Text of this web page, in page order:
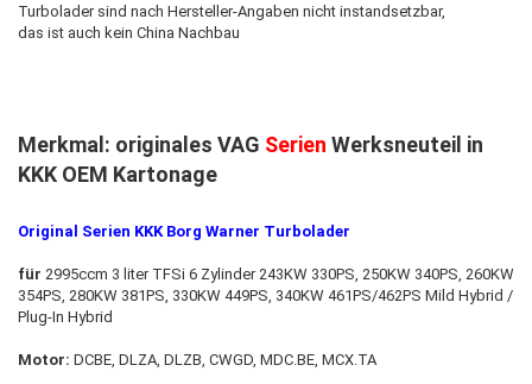
Turbolader sind nach Hersteller-Angaben nicht instandsetzbar,
das ist auch kein China Nachbau
Merkmal: originales VAG Serien Werksneuteil in
KKK OEM Kartonage
Original Serien KKK Borg Warner Turbolader
für 2995ccm 3 liter TFSi 6 Zylinder 243KW 330PS, 250KW 340PS, 260KW
354PS, 280KW 381PS, 330KW 449PS, 340KW 461PS/462PS Mild Hybrid /
Plug-In Hybrid
Motor: DCBE, DLZA, DLZB, CWGD, MDC.BE, MCX.TA